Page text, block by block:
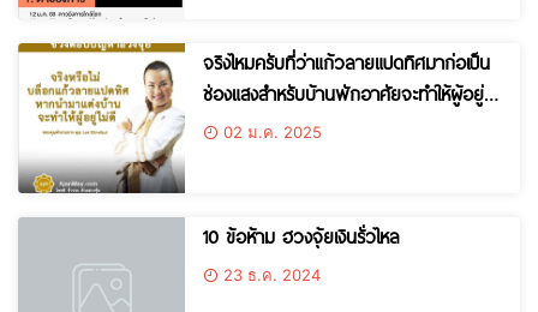
จริงไหมครับที่ว่าแก้วลายแปดทิศมาก่อเป็น
ช่องแสงสำหรับบ้านพักอาศัยจะทำให้ผู้อยู่ไม่
ดี 02 ม.ค. 2025
10 ข้อห้าม ฮวงจุ้ยเงินรั่วไหล
23 ธ.ค. 2024